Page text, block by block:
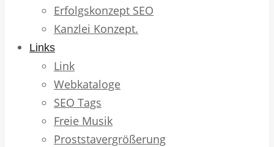
Erfolgskonzept SEO
Kanzlei Konzept.
Links
Link
Webkataloge
SEO Tags
Freie Musik
Proststavergrößerung